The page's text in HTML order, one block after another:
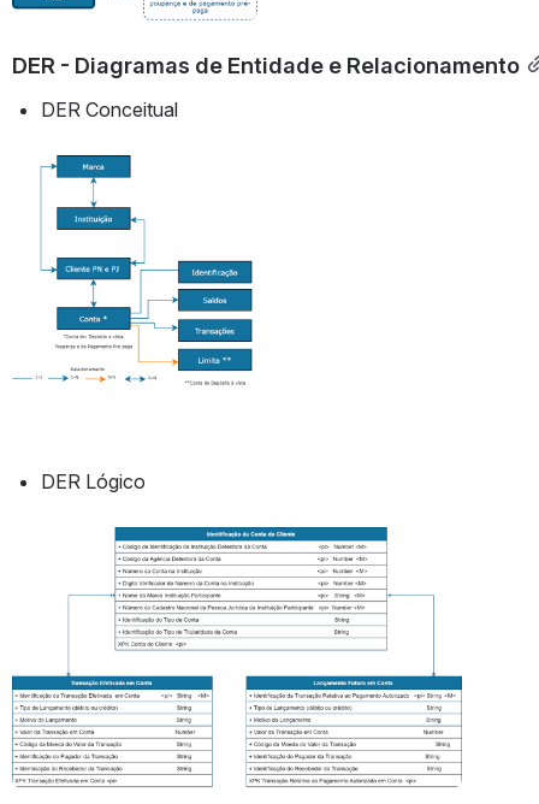
DER - Diagramas de Entidade e Relacionamento
DER Conceitual
Abrir
DER Lógico